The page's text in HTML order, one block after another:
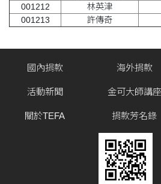
001212
林英津
001213
許傳奇
國內捐款
活動新聞
關於TEFA
海外捐款
金可大師講座
捐款芳名錄